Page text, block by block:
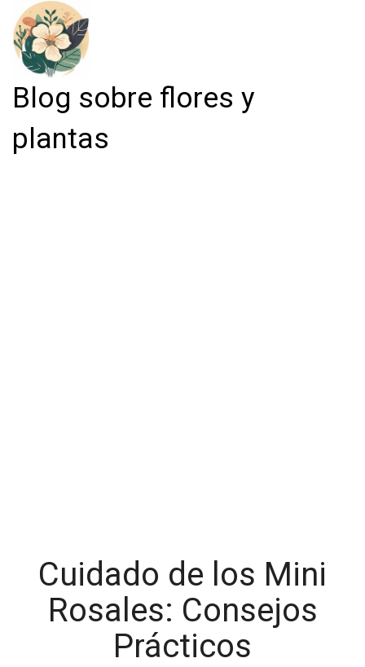
Blog sobre flores y
plantas
Cuidado de los Mini
Rosales: Consejos
Prácticos